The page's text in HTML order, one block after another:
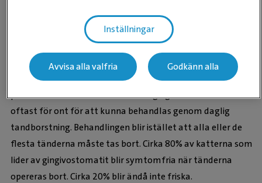
förändringarna i munslemhinnan är så stora att
munslemhinnan inte förväntas läka när tänder opereras
Behandlingen av gingivostomatit går ut på att ta bort
oftast för ont för att kunna behandlas genom daglig
tandborstning. Behandlingen blir istället att alla eller de
flesta tänderna måste tas bort. Cirka 80% av katterna som
lider av gingivostomatit blir symtomfria när tänderna
opereras bort. Cirka 20% blir ändå inte friska.
Inställningar
Avvisa alla valfria Godkänn alla